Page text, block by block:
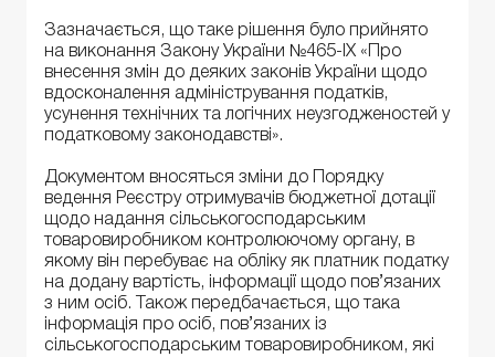
Зазначається, що таке рішення було прийнято
на виконання Закону України №465-IX «Про
внесення змін до деяких законів України щодо
вдосконалення адміністрування податків,
усунення технічних та логічних неузгодженостей у
податковому законодавстві».
Документом вносяться зміни до Порядку
ведення Реєстру отримувачів бюджетної дотації
щодо надання сільськогосподарським
товаровиробником контролюючому органу, в
якому він перебуває на обліку як платник податку
на додану вартість, інформації щодо пов’язаних
з ним осіб. Також передбачається, що така
інформація про осіб, пов’язаних із
сільськогосподарським товаровиробником, які